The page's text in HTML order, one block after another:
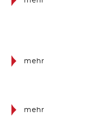
mehr
mehr